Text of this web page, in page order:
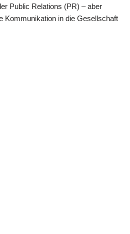
Public Relations (PR) – aber
Kommunikation in die Gesellschaft